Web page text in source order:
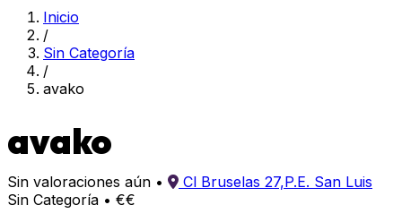
Inicio
/
Sin Categoría
/
avako
avako
Sin valoraciones aún •
Cl Bruselas 27,P.E. San Luis
Sin Categoría • €€